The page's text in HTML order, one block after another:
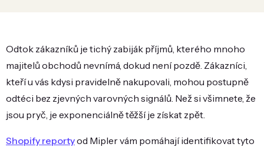
Odtok zákazníků je tichý zabiják příjmů, kterého mnoho
majitelů obchodů nevnímá, dokud není pozdě. Zákazníci,
kteří u vás kdysi pravidelně nakupovali, mohou postupně
odtéci bez zjevných varovných signálů. Než si všimnete, že
jsou pryč, je exponenciálně těžší je získat zpět.
Shopify reportyod Mipler vám pomáhají identifikovat tyto